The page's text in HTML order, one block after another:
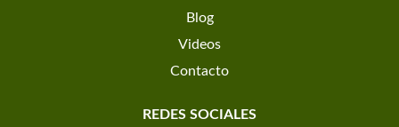
Blog
Videos
Contacto
REDES SOCIALES